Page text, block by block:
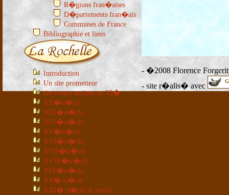
R�gions fran�aises
D�partements fran�ais
Communes de France
Bibliographie et liens
Introduction
Un site prometteur
des temps anciens au XI�
XII�si�cle
XIII�si�cle
XIV�si�cle
XV�si�cle
XVI�si�cle
XVII�si�cle
XVIII�si�cle
XIX�si�cle
XX� si�cle
XXI� si�cle et avenir
- �2008 Florence
- site r�alis� avec